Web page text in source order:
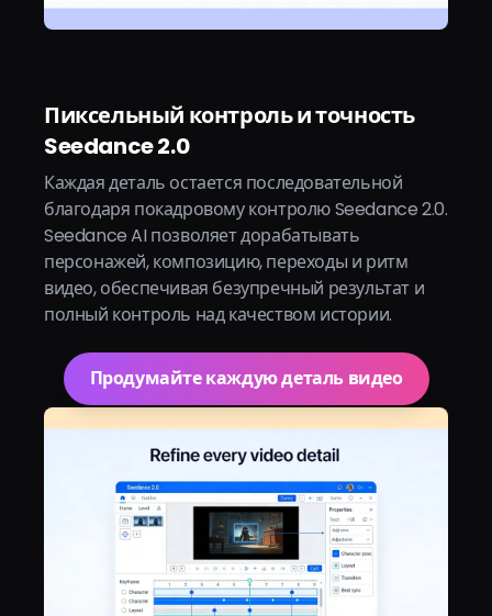
Пиксельный контроль и точность
Seedance 2.0
Каждая деталь остается последовательной
благодаря покадровому контролю Seedance 2.0.
Seedance AI позволяет дорабатывать
персонажей, композицию, переходы и ритм
видео, обеспечивая безупречный результат и
полный контроль над качеством истории.
Продумайте каждую деталь видео